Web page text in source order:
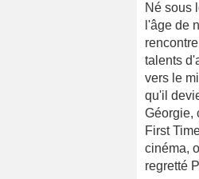
Né sous
l'âge de
talents
vers le
qu'il
Géorgie,
First
cinéma,
regretté